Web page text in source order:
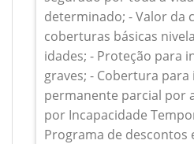
determinado; - Valor da
coberturas básicas
idades; - Proteção para
graves; - Cobertura para
permanente parcial por
por Incapacidade
Programa de descontos